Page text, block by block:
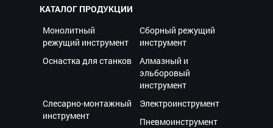
КАТАЛОГ ПРОДУКЦИИ
Монолитный
режущий инструмент
Сборный режущий
инструмент
Оснастка для станков
Алмазный и
эльборовый
инструмент
Слесарно-монтажный
инструмент
Электроинструмент
Пневмоинструмент